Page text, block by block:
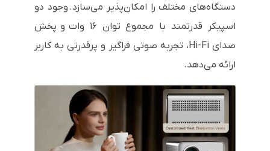
دستگاه‌های مختلف را امکان‌پذیر می‌سازد. وجود دو
اسپیکر قدرتمند با مجموع توان ۱۶ وات و پخش
صدای Hi-Fi، تجربه صوتی فراگیر و پرقدرتی به کاربر
ارائه می‌دهد.